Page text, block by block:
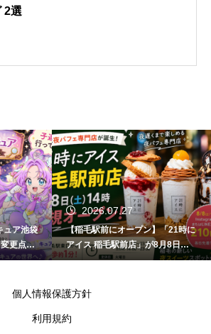
2選
ュア池袋
更点ま
2026.07.27
【稲毛駅前にオープン】「21時に
アイス 稲毛駅前店」が8月8日開
店！場所・営業時間・キャンペー
個人情報保護方針
利用規約